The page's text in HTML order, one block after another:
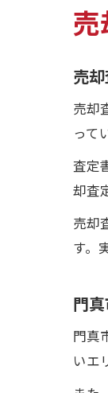
売
売却
って
査定
却査
売却
す。
門
門真
いエ